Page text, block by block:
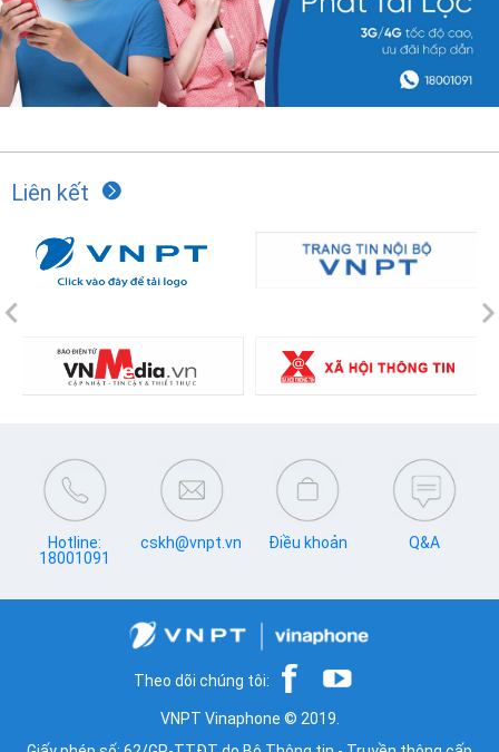
Liên kết
Previous
Hotline:
18001091
cskh@vnpt.vn Điều khoản Q&A
Theo dõi chúng tôi:
VNPT Vinaphone © 2019.